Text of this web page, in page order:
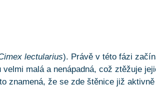
lectularius). Právě v této fázi
malá a nenápadná, což ztěžuje
znamená, že se zde štěnice již aktivně